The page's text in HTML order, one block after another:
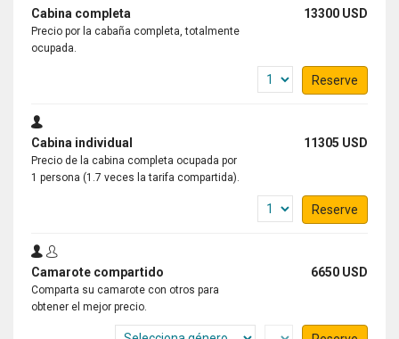
Cabina completa 13300 USD
Precio por la cabaña completa, totalmente
ocupada.
Reserve
Cabina individual 11305 USD
Precio de la cabina completa ocupada por
1 persona (1.7 veces la tarifa compartida).
Reserve
Camarote compartido 6650 USD
Comparta su camarote con otros para
obtener el mejor precio.